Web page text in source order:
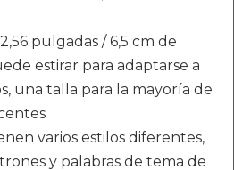
pulgadas / 6,5 cm de
estirar para adaptarse a
una talla para la mayoría de
varios estilos diferentes,
y palabras de tema de